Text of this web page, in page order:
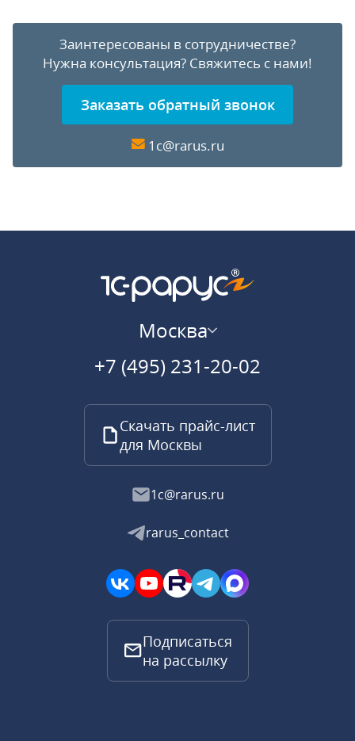
Заинтересованы в сотрудничестве?
Нужна консультация? Свяжитесь с нами!
Заказать обратный звонок
1c@rarus.ru
Москва
+7 (495) 231-20-02
Скачать прайс-лист
для Москвы
1c@rarus.ru
rarus_contact
Подписаться
на рассылку